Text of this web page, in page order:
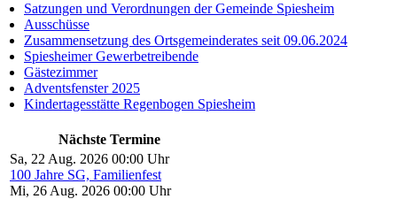
Satzungen und Verordnungen der Gemeinde Spiesheim
Ausschüsse
Zusammensetzung des Ortsgemeinderates seit 09.06.2024
Spiesheimer Gewerbetreibende
Gästezimmer
Adventsfenster 2025
Kindertagesstätte Regenbogen Spiesheim
Nächste Termine
Sa, 22 Aug. 2026 00:00 Uhr
100 Jahre SG, Familienfest
Mi, 26 Aug. 2026 00:00 Uhr